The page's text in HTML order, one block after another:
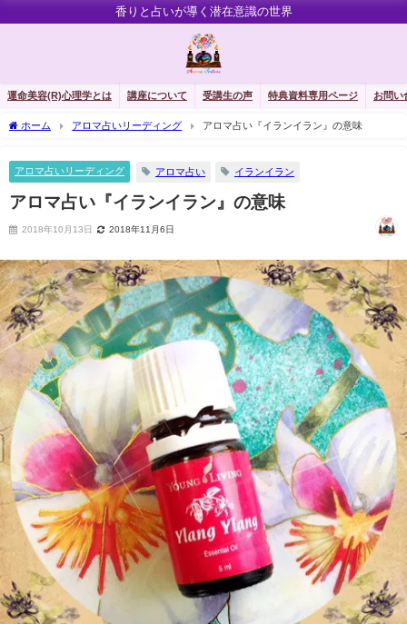
香りと占いが導く潜在意識の世界
運命美容(R)心理学とは 講座について 受講生の声 特典資料専用ページ お問い
ホーム アロマ占いリーディング アロマ占い『イランイラン』の意味
アロマ占いリーディング アロマ占い イランイラン
アロマ占い『イランイラン』の意味
2018年10月13日 2018年11月6日